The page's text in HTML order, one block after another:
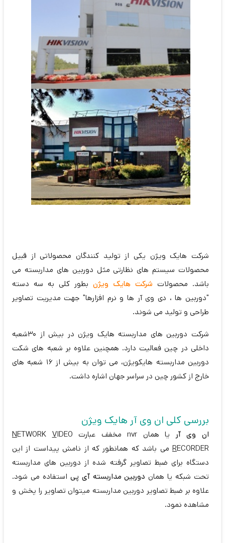
شرکت هایک ویژن یکی از تولید کنندگان محصولاتی از قبیل
محصولات سیستم های نظارتی مثل دوربین های مداربسته می
باشد. محصولات شرکت هایک ویژن بطور کلی به سه دسته
"دوربین ها ، دی وی آر ها و نرم افزارها" جهت مدیریت تصاویر
طراحی و تولید می شوند.
شرکت دوربین های مداربسته هایک ویژن در بیش از 30شعبه
داخلی در چین فعالیت دارد. همچنین علاوه بر شعبه های شکت
دوربین مداربسته هایکویژن، می توان به بیش از 16 شعبه های
خارج از کشور چین در سراسر جهان اشاره داشت.
بررسی کلی ان وی آر هایک ویژن
ان وی آر یا همان nvr مخفف عبارت NETWORKVIDEO
R ECORDER می باشد که همانطور که از نامش پیداست از این
دستگاه برای ضبط تصاویر گرفته شده از دوربین های مداربسته
تحت شبکه یا همان دوربین مداربسته آی پی استفاده می شود.
علاوه بر ضبط تصاویر دوربین مداربسته میتوان تصاویر را پخش و
مشاهده نمود.